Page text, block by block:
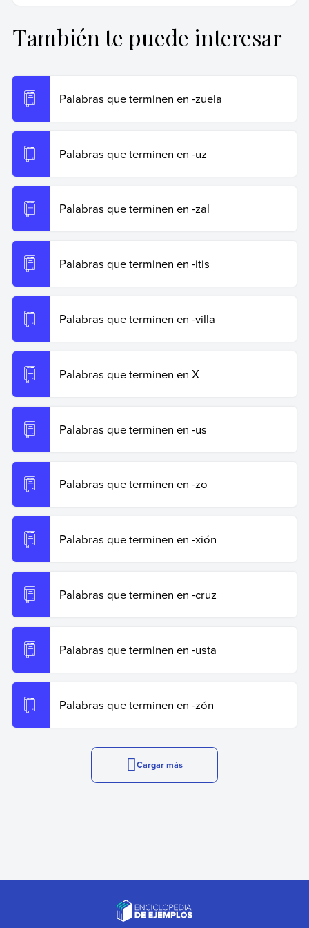
Ribas, Natalia (25 de octubre de 2024).Palabras que
Recuperado el 19 de junio de 2026 de
https://www.ejemplos.co/palabras-que-terminen-en-
polis/
También te puede interesar
Palabras que terminen en -zuela
Palabras que terminen en -uz
Palabras que terminen en -zal
Palabras que terminen en -itis
Palabras que terminen en -villa
Palabras que terminen en X
Palabras que terminen en -us
Palabras que terminen en -zo
Palabras que terminen en -xión
Palabras que terminen en -cruz
Palabras que terminen en -usta
Palabras que terminen en -zón
Cargar más